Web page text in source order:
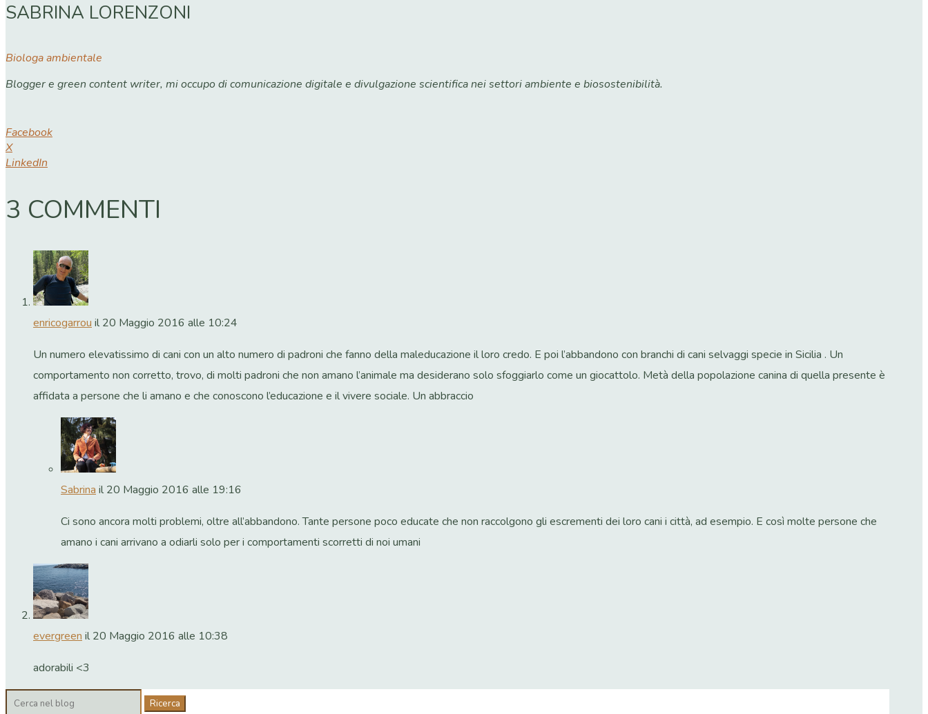
SABRINA LORENZONI
Biologa ambientale
Blogger e green content writer, mi occupo di comunicazione digitale e divulgazione scientifica nei settori ambiente e biosostenibilità.
Facebook
X
LinkedIn
3 COMMENTI
enricogarrou il 20 Maggio 2016 alle 10:24
Un numero elevatissimo di cani con un alto numero di padroni che fanno della maleducazione il loro credo. E poi l’abbandono con branchi di cani selvaggi specie in Sicilia . Un
comportamento non corretto, trovo, di molti padroni che non amano l’animale ma desiderano solo sfoggiarlo come un giocattolo. Metà della popolazione canina di quella presente è
affidata a persone che li amano e che conoscono l’educazione e il vivere sociale. Un abbraccio
Sabrina il 20 Maggio 2016 alle 19:16
Ci sono ancora molti problemi, oltre all’abbandono. Tante persone poco educate che non raccolgono gli escrementi dei loro cani i città, ad esempio. E così molte persone che
amano i cani arrivano a odiarli solo per i comportamenti scorretti di noi umani
evergreen il 20 Maggio 2016 alle 10:38
adorabili <3
Cerca: